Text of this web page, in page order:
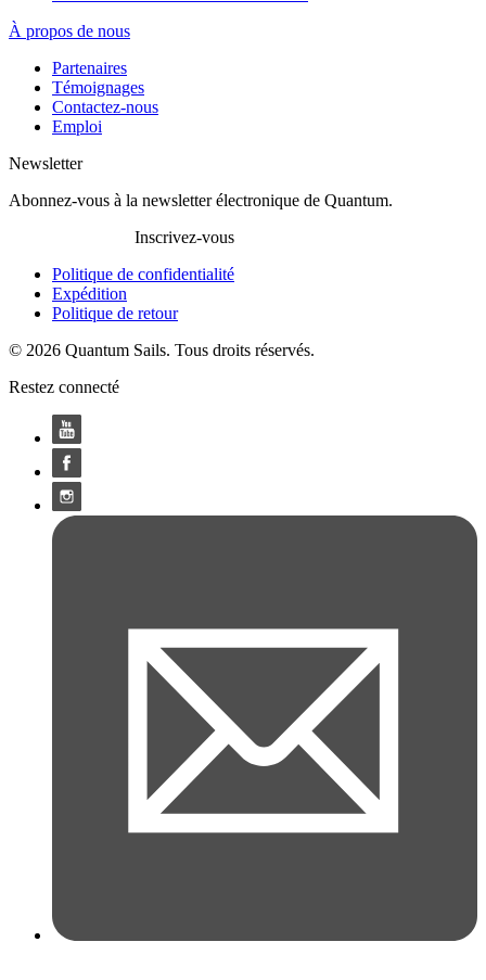
À propos de nous
Partenaires
Témoignages
Contactez-nous
Emploi
Newsletter
Abonnez-vous à la newsletter électronique de Quantum.
Inscrivez-vous
Politique de confidentialité
Expédition
Politique de retour
© 2026 Quantum Sails. Tous droits réservés.
Restez connecté